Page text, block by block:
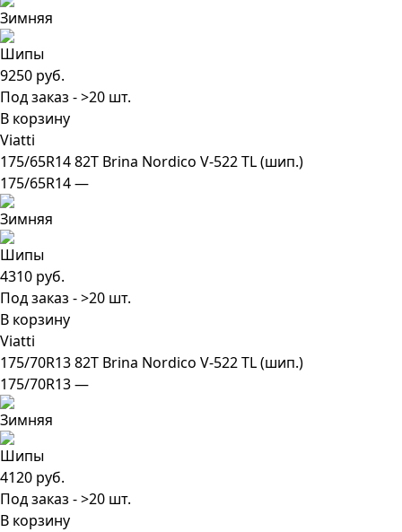
9250 руб.
Под заказ - >20 шт.
В корзину
Viatti
175/65R14 82T Brina Nordico V-522 TL (шип.)
175/65R14 —
4310 руб.
Под заказ - >20 шт.
В корзину
Viatti
175/70R13 82T Brina Nordico V-522 TL (шип.)
175/70R13 —
4120 руб.
Под заказ - >20 шт.
В корзину